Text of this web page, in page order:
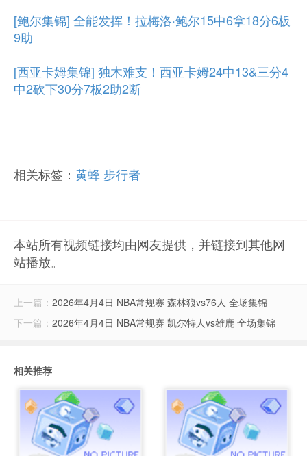
[鲍尔集锦] 全能发挥！拉梅洛·鲍尔15中6拿18分6板
9助
[西亚卡姆集锦] 独木难支！西亚卡姆24中13&三分4
中2砍下30分7板2助2断
相关标签： 黄蜂 步行者
本站所有视频链接均由网友提供，并链接到其他网
站播放。
上一篇： 2026年4月4日 NBA常规赛 森林狼vs76人 全场集锦
下一篇： 2026年4月4日 NBA常规赛 凯尔特人vs雄鹿 全场集锦
相关推荐